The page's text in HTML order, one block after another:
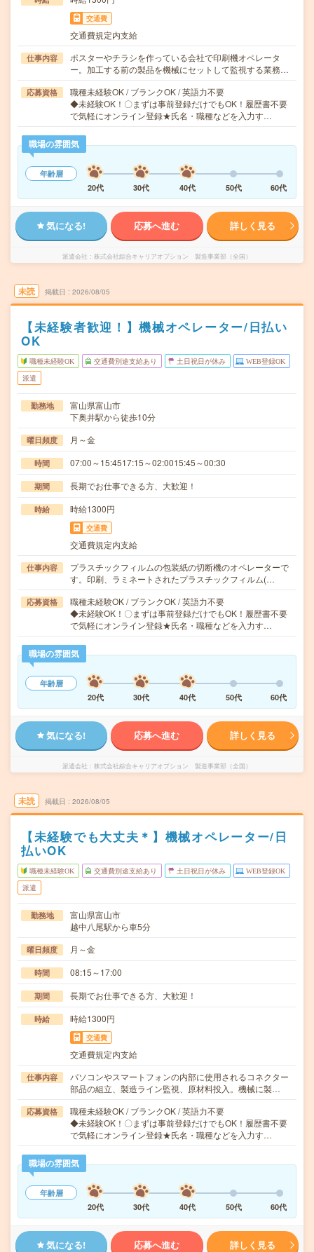
交通費
交通費規定内支給
仕事内容
ポスターやチラシを作っている会社で印刷機オペレータ
ー。加工する前の製品を機械にセットして監視する業務…
応募資格
職種未経験OK / ブランクOK / 英語力不要
◆未経験OK！〇まずは事前登録だけでもOK！履歴書不要
で気軽にオンライン登録★氏名・職種などを入力す…
職場の雰囲気
年齢層
20代
30代 40代 50代 60代
気になる! 応募へ進む 詳しく見る
派遣会社 株式会社綜合キャリアオプション 製造事業部（全国）
未読 掲載日 2026/08/05
【未経験者歓迎！】機械オペレーター/日払い
OK
職種未経験OK 交通費別途支給あり 土日祝日が休み WEB登録OK
派遣
勤務地
富山県富山市
下奥井駅から徒歩10分
曜日頻度 月～金
時間 07:00～15:4517:15～02:0015:45～00:30
期間 長期でお仕事できる方、大歓迎！
時給 時給1300円
交通費
交通費規定内支給
仕事内容
プラスチックフィルムの包装紙の切断機のオペレーターで
す。印刷、ラミネートされたプラスチックフィルム(…
応募資格
職種未経験OK / ブランクOK / 英語力不要
◆未経験OK！〇まずは事前登録だけでもOK！履歴書不要
で気軽にオンライン登録★氏名・職種などを入力す…
職場の雰囲気
年齢層
20代
30代 40代 50代 60代
気になる! 応募へ進む 詳しく見る
派遣会社 株式会社綜合キャリアオプション 製造事業部（全国）
未読 掲載日 2026/08/05
【未経験でも大丈夫＊】機械オペレーター/日
払いOK
職種未経験OK 交通費別途支給あり 土日祝日が休み WEB登録OK
派遣
勤務地
富山県富山市
越中八尾駅から車5分
曜日頻度 月～金
時間 08:15～17:00
期間 長期でお仕事できる方、大歓迎！
時給 時給1300円
交通費
交通費規定内支給
仕事内容
パソコンやスマートフォンの内部に使用されるコネクター
部品の組立、製造ライン監視、原材料投入。機械に製…
応募資格
職種未経験OK / ブランクOK / 英語力不要
◆未経験OK！〇まずは事前登録だけでもOK！履歴書不要
で気軽にオンライン登録★氏名・職種などを入力す…
職場の雰囲気
年齢層
20代
30代 40代 50代 60代
気になる! 応募へ進む 詳しく見る